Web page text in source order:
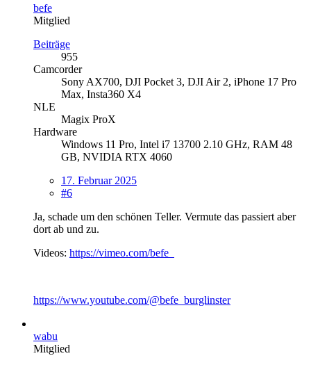
befe
Mitglied
Beiträge
955
Camcorder
Sony AX700, DJI Pocket 3, DJI Air 2, iPhone 17 Pro
Max, Insta360 X4
NLE
Magix ProX
Hardware
Windows 11 Pro, Intel i7 13700 2.10 GHz, RAM 48
GB, NVIDIA RTX 4060
17. Februar 2025
#6
Ja, schade um den schönen Teller. Vermute das passiert aber
dort ab und zu.
Videos: https://vimeo.com/befe
https://www.youtube.com/@befe_burglinster
wabu
Mitglied